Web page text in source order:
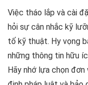
Việc tháo lắp và cài
hỏi sự cân nhắc kỹ
tố kỹ thuật. Hy vọng
những thông tin hữu
Hãy nhớ lựa chọn